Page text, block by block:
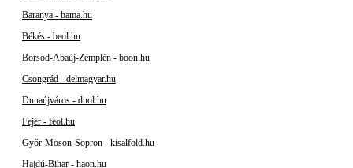
Baranya - bama.hu
Békés - beol.hu
Borsod-Abaúj-Zemplén - boon.hu
Csongrád - delmagyar.hu
Dunaújváros - duol.hu
Fejér - feol.hu
Győr-Moson-Sopron - kisalfold.hu
Hajdú-Bihar - haon.hu